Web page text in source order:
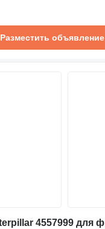
Разместить объявление